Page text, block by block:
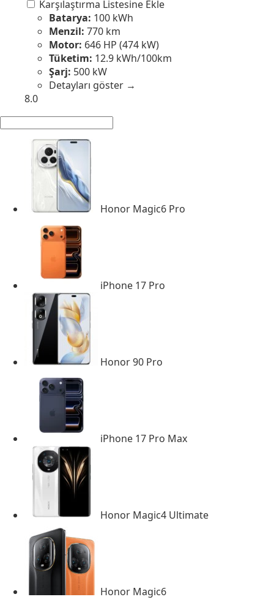
Karşılaştırma Listesine Ekle
Batarya: 100 kWh
Menzil: 770 km
Motor: 646 HP (474 kW)
Tüketim: 12.9 kWh/100km
Şarj: 500 kW
Detayları göster →
8.0
Honor Magic6 Pro
iPhone 17 Pro
Honor 90 Pro
iPhone 17 Pro Max
Honor Magic4 Ultimate
Honor Magic6